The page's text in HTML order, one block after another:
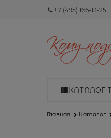
+7 (495) 166-13-25
КАТАЛОГ
Главная Каталог